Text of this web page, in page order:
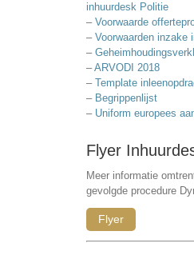
inhuurdesk Politie
– Voorwaarde
– Voorwaarden inzake
–
–ARVODI 2018
– Template
– Begrippenlijst
– Uniform europees
Flyer
Meer informatie
gevolgde procedure
Flyer